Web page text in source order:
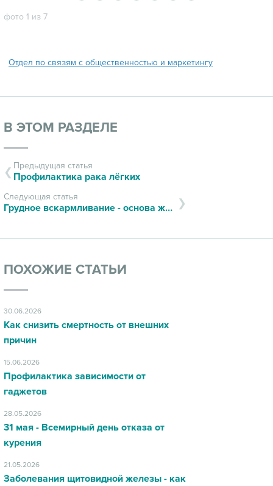
фото 1 из 7
Отдел по связям с общественностью и маркетингу
В ЭТОМ РАЗДЕЛЕ
Предыдущая статья
Профилактика рака лёгких
Следующая статья
Грудное вскармливание - основа жизни
ПОХОЖИЕ СТАТЬИ
30.06.2026
Как снизить смертность от внешних
причин
15.06.2026
Профилактика зависимости от
гаджетов
28.05.2026
31 мая - Всемирный день отказа от
курения
21.05.2026
Заболевания щитовидной железы - как